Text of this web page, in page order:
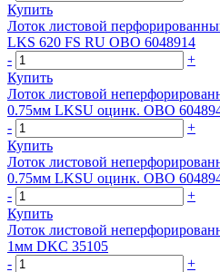
Купить
Лоток листовой
LKS 620 FS RU OBO 6048914
-
+
Купить
Лоток листовой
0.75мм LKSU оцинк. OBO
-
+
Купить
Лоток листовой
0.75мм LKSU оцинк. OBO
-
+
Купить
Лоток листовой
1мм DKC 35105
-
+